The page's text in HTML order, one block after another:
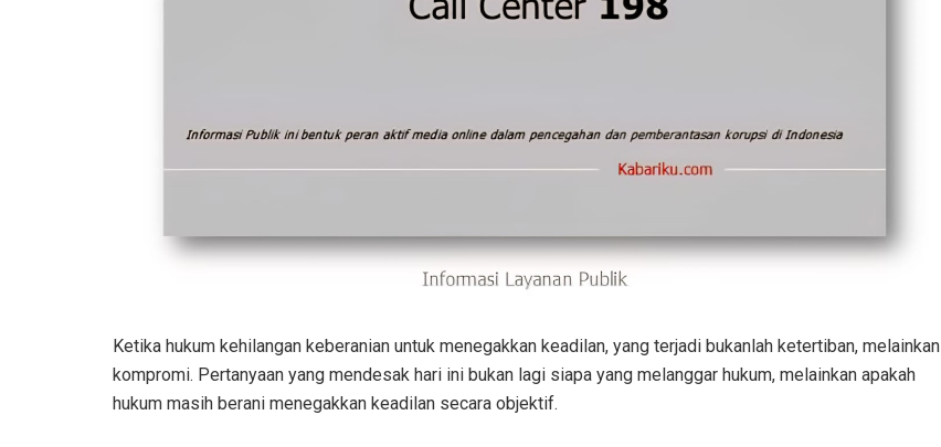
Ketika hukum kehilangan keberanian untuk menegakkan keadilan, yang terjadi bukanlah ketertiban, melainkan
kompromi. Pertanyaan yang mendesak hari ini bukan lagi siapa yang melanggar hukum, melainkan apakah
hukum masih berani menegakkan keadilan secara objektif.